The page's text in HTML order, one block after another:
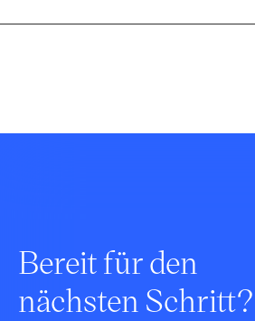
Bereit für den
nächsten Schritt?